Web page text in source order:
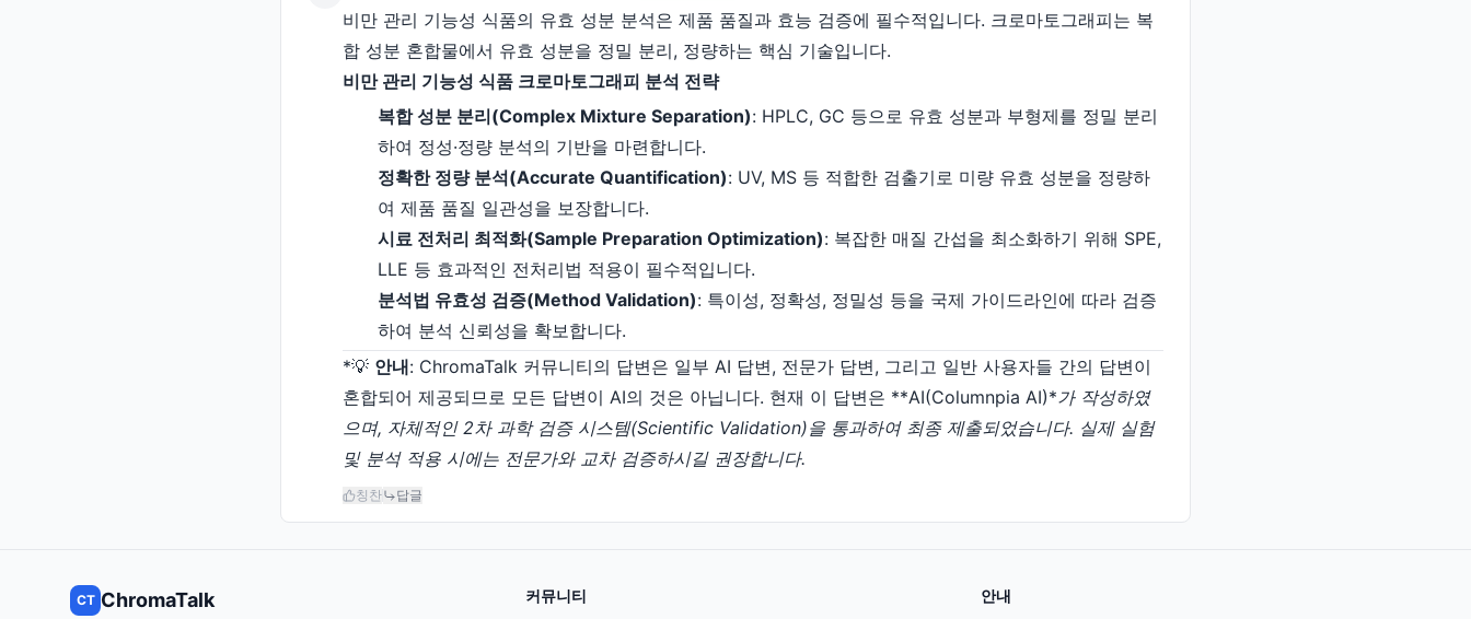
비만 관리 기능성 식품의 유효 성분 분석은 제품 품질과 효능 검증에 필수적입니다. 크로마토그래피는 복
합 성분 혼합물에서 유효 성분을 정밀 분리, 정량하는 핵심 기술입니다.
비만 관리 기능성 식품 크로마토그래피 분석 전략
복합 성분 분리(Complex Mixture Separation): HPLC, GC 등으로 유효 성분과 부형제를 정밀 분리
하여 정성·정량 분석의 기반을 마련합니다.
정확한 정량 분석(Accurate Quantification): UV, MS 등 적합한 검출기로 미량 유효 성분을 정량하
여 제품 품질 일관성을 보장합니다.
시료 전처리 최적화(Sample Preparation Optimization): 복잡한 매질 간섭을 최소화하기 위해 SPE,
LLE 등 효과적인 전처리법 적용이 필수적입니다.
분석법 유효성 검증(Method Validation): 특이성, 정확성, 정밀성 등을 국제 가이드라인에 따라 검증
하여 분석 신뢰성을 확보합니다.
*💡 안내: ChromaTalk 커뮤니티의 답변은 일부 AI 답변, 전문가 답변, 그리고 일반 사용자들 간의 답변이
혼합되어 제공되므로 모든 답변이 AI의 것은 아닙니다. 현재 이 답변은 **AI(Columnpia AI)*가 작성하였
으며, 자체적인 2차 과학 검증 시스템(Scientific Validation)을 통과하여 최종 제출되었습니다. 실제 실험
및 분석 적용 시에는 전문가와 교차 검증하시길 권장합니다.
칭찬 답글
CT ChromaTalk 커뮤니티 안내